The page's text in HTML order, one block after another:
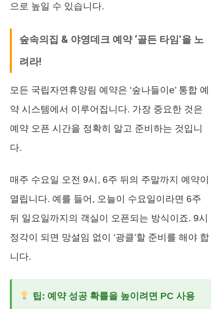
으로 높일 수 있습니다.
숲속의집 & 야영데크 예약 ‘골든 타임’을 노
려라!
모든 국립자연휴양림 예약은 ‘숲나들이e’ 통합 예
약 시스템에서 이루어집니다. 가장 중요한 것은
예약 오픈 시간을 정확히 알고 준비하는 것입니
다.
매주 수요일 오전 9시, 6주 뒤의 주말까지 예약이
열립니다. 예를 들어, 오늘이 수요일이라면 6주
뒤 일요일까지의 객실이 오픈되는 방식이죠. 9시
정각이 되면 망설임 없이 ‘광클’할 준비를 해야 합
니다.
팁: 예약 성공 확률을 높이려면 PC 사용